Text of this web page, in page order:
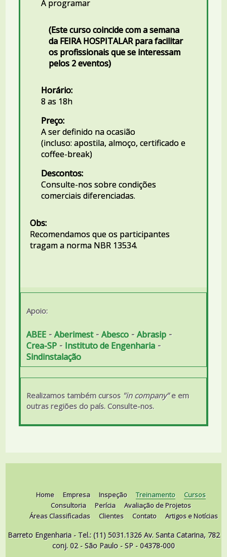
A programar
(Este curso coincide com a semana
da FEIRA HOSPITALAR para facilitar
os profissionais que se interessam
pelos 2 eventos)
Horário:
8 as 18h
Preço:
A ser definido na ocasião
(incluso: apostila, almoço, certificado e
coffee-break)
Descontos:
Consulte-nos sobre condições
comerciais diferenciadas.
Obs:
Recomendamos que os participantes
tragam a norma NBR 13534.
Apoio:
ABEE -Aberimest-Abesco -Abrasip -
Crea-SP - Instituto de Engenharia -
Sindinstalação
Realizamos também cursos "in company"e em
outras regiões do país. Consulte-nos.
Home Empresa Inspeção Treinamento
Cursos
Consultoria
Perícia
Avaliação de Projetos
Áreas Classificadas
Clientes Contato Artigos e Notícias
Barreto Engenharia - Tel.: (11) 5031.1326 Av. Santa Catarina, 782
conj. 02 - São Paulo - SP - 04378-000